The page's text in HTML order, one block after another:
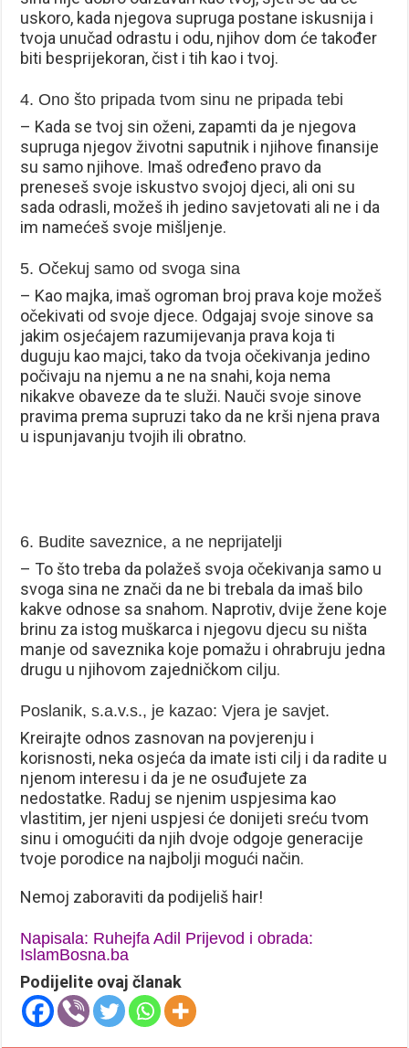
uskoro, kada njegova supruga postane iskusnija i
tvoja unučad odrastu i odu, njihov dom će također
biti besprijekoran, čist i tih kao i tvoj.
4. Ono što pripada tvom sinu ne pripada tebi
– Kada se tvoj sin oženi, zapamti da je njegova
supruga njegov životni saputnik i njihove finansije
su samo njihove. Imaš određeno pravo da
preneseš svoje iskustvo svojoj djeci, ali oni su
sada odrasli, možeš ih jedino savjetovati ali ne i da
im namećeš svoje mišljenje.
5. Očekuj samo od svoga sina
– Kao majka, imaš ogroman broj prava koje možeš
očekivati od svoje djece. Odgajaj svoje sinove sa
jakim osjećajem razumijevanja prava koja ti
duguju kao majci, tako da tvoja očekivanja jedino
počivaju na njemu a ne na snahi, koja nema
nikakve obaveze da te služi. Nauči svoje sinove
pravima prema supruzi tako da ne krši njena prava
u ispunjavanju tvojih ili obratno.
6. Budite saveznice, a ne neprijatelji
– To što treba da polažeš svoja očekivanja samo u
svoga sina ne znači da ne bi trebala da imaš bilo
kakve odnose sa snahom. Naprotiv, dvije žene koje
brinu za istog muškarca i njegovu djecu su ništa
manje od saveznika koje pomažu i ohrabruju jedna
drugu u njihovom zajedničkom cilju.
Poslanik, s.a.v.s., je kazao: Vjera je savjet.
Kreirajte odnos zasnovan na povjerenju i
korisnosti, neka osjeća da imate isti cilj i da radite u
njenom interesu i da je ne osuđujete za
nedostatke. Raduj se njenim uspjesima kao
vlastitim, jer njeni uspjesi će donijeti sreću tvom
sinu i omogućiti da njih dvoje odgoje generacije
tvoje porodice na najbolji mogući način.
Nemoj zaboraviti da podijeliš hair!
Napisala: Ruhejfa Adil Prijevod i obrada:
IslamBosna.ba
Podijelite ovaj članak